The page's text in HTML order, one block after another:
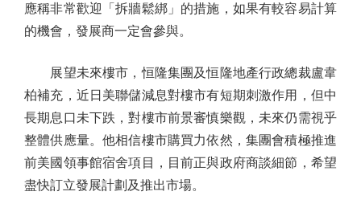
應稱非常歡迎「拆牆鬆綁」的措施，如果有較容易計算
的機會，發展商一定會參與。
展望未來樓市，恒隆集團及恒隆地產行政總裁盧韋
柏補充，近日美聯儲減息對樓市有短期刺激作用，但中
長期息口未下跌，對樓市前景審慎樂觀，未來仍需視乎
整體供應量。他相信樓市購買力依然，集團會積極推進
前美國領事館宿舍項目，目前正與政府商談細節，希望
盡快訂立發展計劃及推出市場。